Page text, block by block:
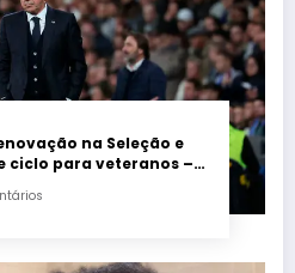
na Seleção e
ciclo para veteranos –